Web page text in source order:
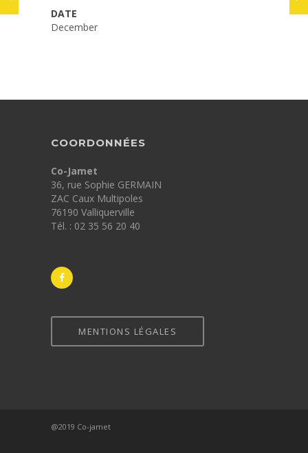
DATE
December
COORDONNÉES
Co-Jamet
36, rue Sophie GERMAIN
ZAC Caux Multipoles
76190 Valliquerville
Tél. : 02 35 56 20 40
MENTIONS LÉGALES
@2019 Co-jamet